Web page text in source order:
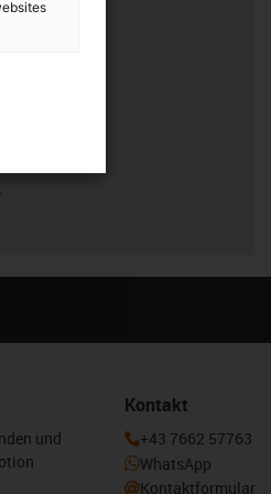
und
Kontakt
+43 7662 57763
WhatsApp
Kontaktformular